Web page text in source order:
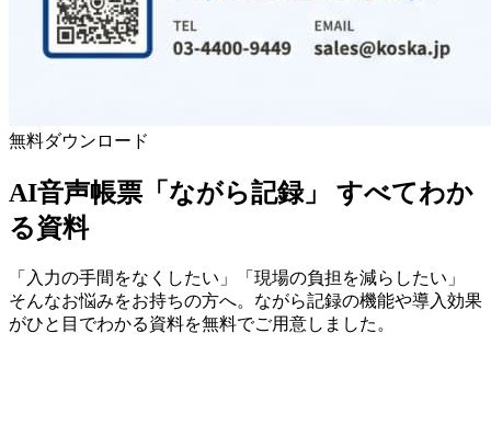
無料ダウンロード
AI音声帳票「ながら記録」 すべてわか
る資料
「入力の手間をなくしたい」「現場の負担を減らしたい」
そんなお悩みをお持ちの方へ。ながら記録の機能や導入効果
がひと目でわかる資料を無料でご用意しました。